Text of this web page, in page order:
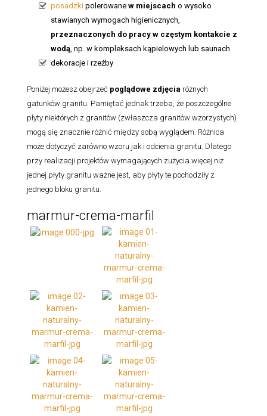
posadzki polerowane w miejscach o wysoko
stawianych wymogach higienicznych,
przeznaczonych do pracy w częstym kontakcie z
wodą , np. w kompleksach kąpielowych lub saunach
dekoracje i rzeźby
Poniżej możesz obejrzeć poglądowe zdjęcia różnych
gatunków granitu. Pamiętać jednak trzeba, że poszczególne
płyty niektórych z granitów (zwłaszcza granitów wzorzystych)
mogą się znacznie różnić między sobą wyglądem. Różnica
może dotyczyć zarówno wzoru jak i odcienia granitu. Dlatego
przy realizacji projektów wymagających zużycia więcej niż
jednej płyty granitu ważne jest, aby płyty te pochodziły z
jednego bloku granitu.
marmur-crema-marfil